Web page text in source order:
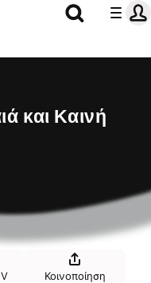
και Καινή
Κοινοποίηση